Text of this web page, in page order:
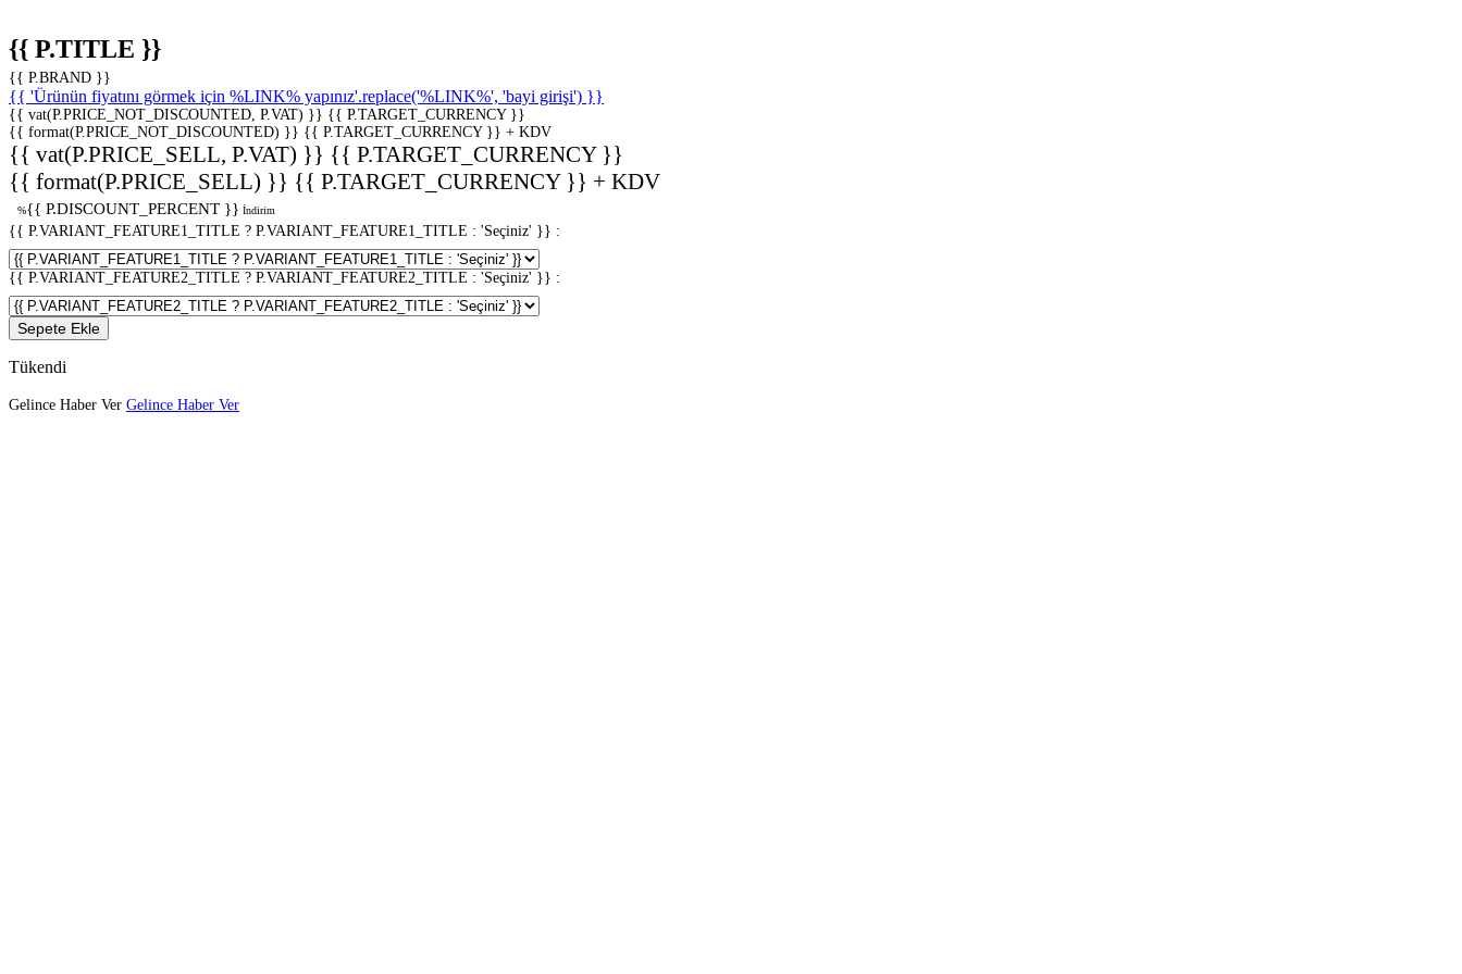
{{ P.TITLE }}
{{ P.BRAND }}
{{ 'Ürünün fiyatını görmek için %LINK% yapınız'.replace('%LINK%', 'bayi girişi') }}
{{ vat(P.PRICE_NOT_DISCOUNTED, P.VAT) }} {{ P.TARGET_CURRENCY }}
{{ format(P.PRICE_NOT_DISCOUNTED) }} {{ P.TARGET_CURRENCY }} + KDV
{{ vat(P.PRICE_SELL, P.VAT) }} {{ P.TARGET_CURRENCY }}
{{ format(P.PRICE_SELL) }} {{ P.TARGET_CURRENCY }} + KDV
%{{ P.DISCOUNT_PERCENT }} İndirim
{{ P.VARIANT_FEATURE1_TITLE ? P.VARIANT_FEATURE1_TITLE : 'Seçiniz' }} :
{{ P.VARIANT_FEATURE2_TITLE ? P.VARIANT_FEATURE2_TITLE : 'Seçiniz' }} :
Sepete Ekle
Tükendi
Gelince Haber Ver Gelince Haber Ver